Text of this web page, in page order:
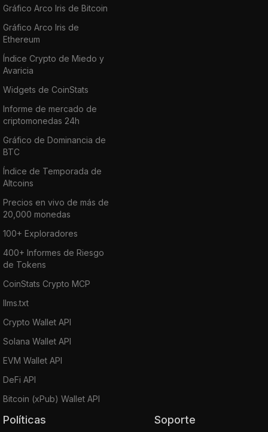
Gráfico Arco Iris de Bitcoin
Gráfico Arco Iris de
Ethereum
Índice Crypto de Miedo y
Avaricia
Widgets de CoinStats
Informe de mercado de
criptomonedas 24h
Gráfico de Dominancia de
BTC
Índice de Temporada de
Altcoins
Precios en vivo de más de
20,000 monedas
100+ Exploradores
400+ Informes de Riesgo
de Tokens
CoinStats Crypto MCP
llms.txt
Crypto Wallet API
Solana Wallet API
EVM Wallet API
DeFi API
Bitcoin (xPub) Wallet API
Políticas Soporte